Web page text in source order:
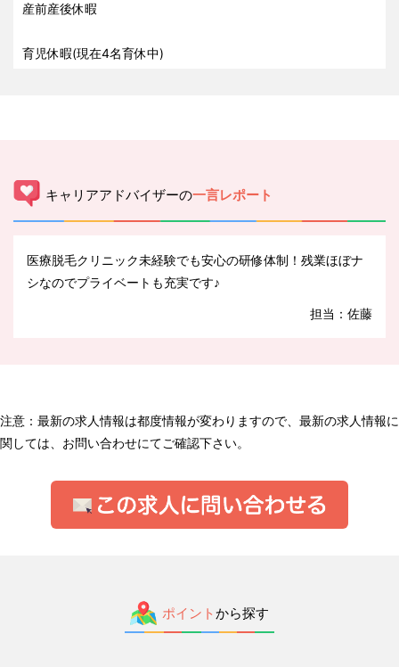
産前産後休暇
育児休暇(現在4名育休中)
キャリアアドバイザーの一言レポート
医療脱毛クリニック未経験でも安心の研修体制！残業ほぼナ
シなのでプライベートも充実です♪
担当：佐藤
注意：最新の求人情報は都度情報が変わりますので、最新の求人情報に
関しては、お問い合わせにてご確認下さい。
ポイントから探す